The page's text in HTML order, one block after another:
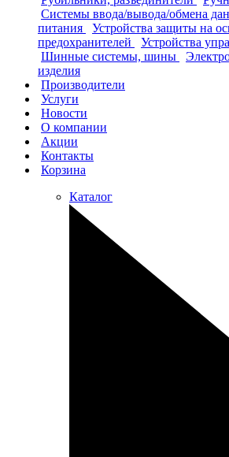
Системы ввода/вывода/обмена
питания
Устройства защиты на
предохранителей
Устройства
Шинные системы, шины
изделия
Производители
Услуги
Новости
О компании
Акции
Контакты
Корзина
Каталог